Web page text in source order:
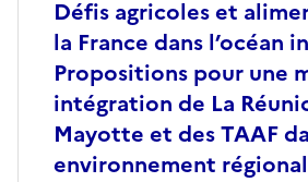
Défis agricoles et
la France dans l’océan
Propositions pour une
intégration de La
Mayotte et des TAAF
environnement régional